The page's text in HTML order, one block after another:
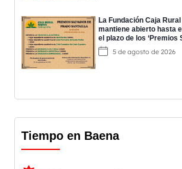
La Fundación Caja
mantiene abierto hasta
el plazo de los ‘Premios
5 de agosto de 2026
Tiempo en Baena